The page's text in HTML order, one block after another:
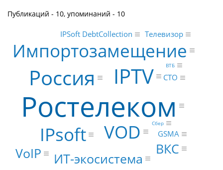
Публикаций - 10, упоминаний - 10
Ростелеком
IPTV
Россия
IPsoft VOD
Импортозамещение
VoIP ВКС
ИТ-экосистема
GSMA
Телевизор
IPSoft DebtCollection
CTO
Сбер
ВТБ